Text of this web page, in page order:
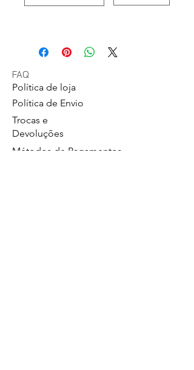
FAQ
Política de loja
Política de Envio
Trocas e
Devoluções
Métodos de Pagamentos